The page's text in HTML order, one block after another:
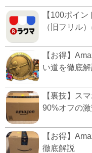
【100ポイ
（旧フリル
【お得】
い道を徹底解
【裏技】ス
90%オフの
【お得】
徹底解説